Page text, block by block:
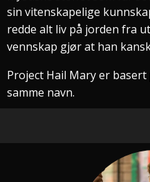
sin vitenskapelige
redde alt liv på jorden fra
vennskap gjør at han
Project Hail Mary er
samme navn.